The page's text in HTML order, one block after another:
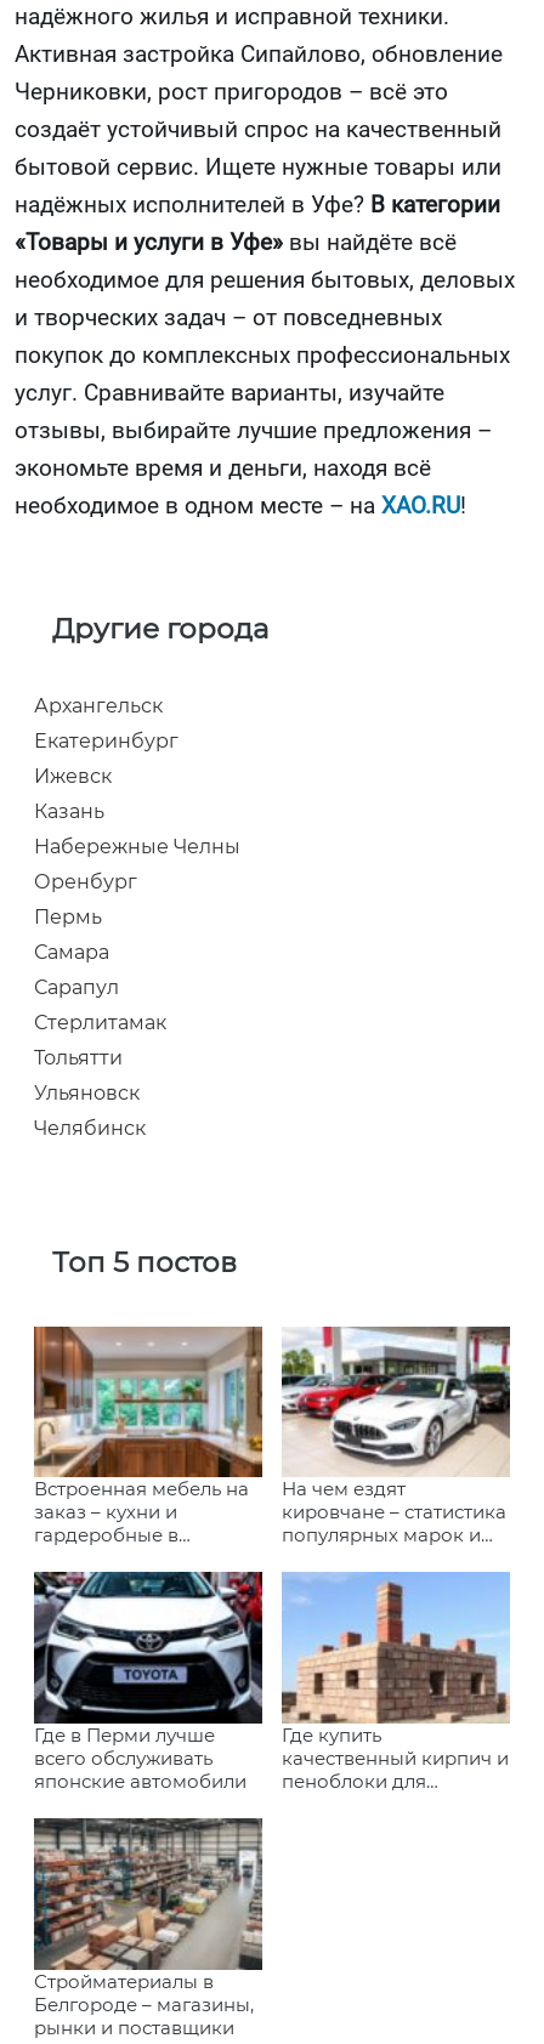
надёжного жилья и исправной техники.
Активная застройка Сипайлово, обновление
Черниковки, рост пригородов – всё это
создаёт устойчивый спрос на качественный
бытовой сервис. Ищете нужные товары или
надёжных исполнителей в Уфе? В категории
«Товары и услуги в Уфе» вы найдёте всё
необходимое для решения бытовых, деловых
и творческих задач – от повседневных
покупок до комплексных профессиональных
услуг. Сравнивайте варианты, изучайте
отзывы, выбирайте лучшие предложения –
экономьте время и деньги, находя всё
необходимое в одном месте – на XAO.RU!
Другие города
Архангельск
Екатеринбург
Ижевск
Казань
Набережные Челны
Оренбург
Пермь
Самара
Сарапул
Стерлитамак
Тольятти
Ульяновск
Челябинск
Топ 5 постов
Встроенная мебель на
заказ – кухни и
гардеробные в
На чем ездят
кировчане – статистика
популярных марок и
Где в Перми лучше
всего обслуживать
японские автомобили
Где купить
качественный кирпич и
пеноблоки для
Стройматериалы в
Белгороде – магазины,
рынки и поставщики